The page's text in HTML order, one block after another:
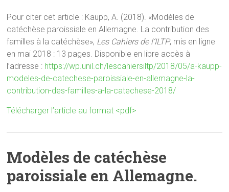
Pour citer cet article : Kaupp, A. (2018). «Modèles de
catéchèse paroissiale en Allemagne. La contribution des
familles à la catéchèse», Les Cahiers de l’ILTP, mis en ligne
en mai 2018 : 13 pages. Disponible en libre accès à
l’adresse : https://wp.unil.ch/lescahiersiltp/2018/05/a-kaupp-
modeles-de-catechese-paroissiale-en-allemagne-la-
contribution-des-familles-a-la-catechese-2018/
Télécharger l’article au format <pdf>
Modèles de catéchèse
paroissiale en Allemagne.